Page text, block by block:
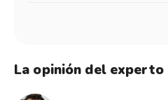
La opinión del experto